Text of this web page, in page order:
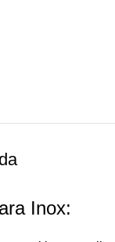
Inox: